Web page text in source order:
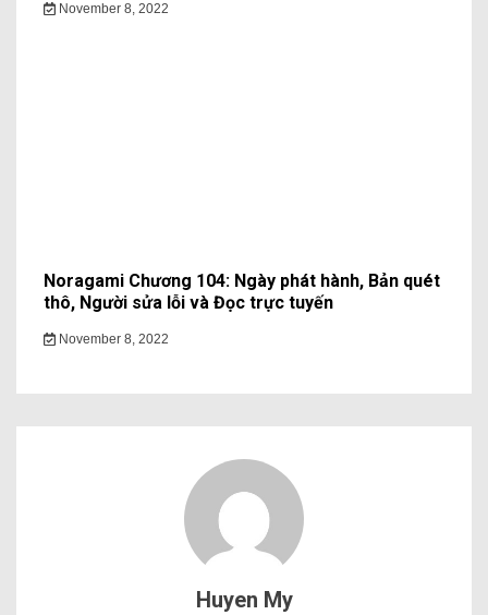
November 8, 2022
Noragami Chương 104: Ngày phát hành, Bản quét
thô, Người sửa lỗi và Đọc trực tuyến
November 8, 2022
Huyen My